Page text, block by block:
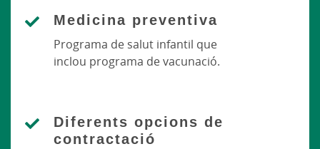
Medicina preventiva
Programa de salut infantil que
inclou programa de vacunació.
Diferents opcions de
contractació